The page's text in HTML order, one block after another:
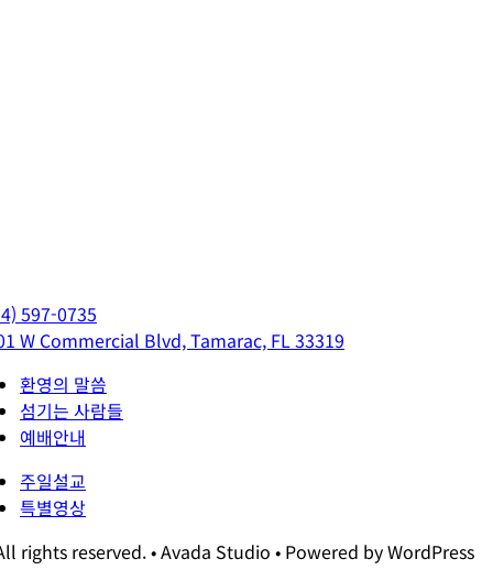
597-0735
W Commercial Blvd, Tamarac, FL 33319
환영의 말씀
섬기는 사람들
예배안내
주일설교
특별영상
rights reserved. • Avada Studio • Powered by WordPress